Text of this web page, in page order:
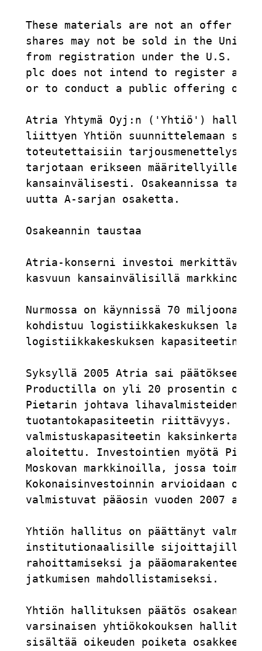
These materials are not an offer
shares may not be sold in the
from registration under the U.S.
plc does not intend to register
or to conduct a public offering of
Atria Yhtymä Oyj:n ('Yhtiö')
liittyen Yhtiön suunnittelemaan
toteutettaisiin tarjousmenettelyssä
tarjotaan erikseen määritellyille
kansainvälisesti. Osakeannissa
uutta A-sarjan osaketta.
Osakeannin taustaa
Atria-konserni investoi merkittävästi
kasvuun kansainvälisillä
Nurmossa on käynnissä 70
kohdistuu logistiikkakeskuksen
logistiikkakeskuksen kapasiteetin
Syksyllä 2005 Atria sai päätökseen
Productilla on yli 20 prosentin
Pietarin johtava lihavalmisteiden
tuotantokapasiteetin riittävyys.
valmistuskapasiteetin
aloitettu. Investointien myötä Pit-
Moskovan markkinoilla, jossa
Kokonaisinvestoinnin arvioidaan
valmistuvat pääosin vuoden 2007
Yhtiön hallitus on päättänyt
institutionaalisille sijoittajille
rahoittamiseksi ja pääomarakenteen
jatkumisen mahdollistamiseksi.
Yhtiön hallituksen päätös
varsinaisen yhtiökokouksen
sisältää oikeuden poiketa